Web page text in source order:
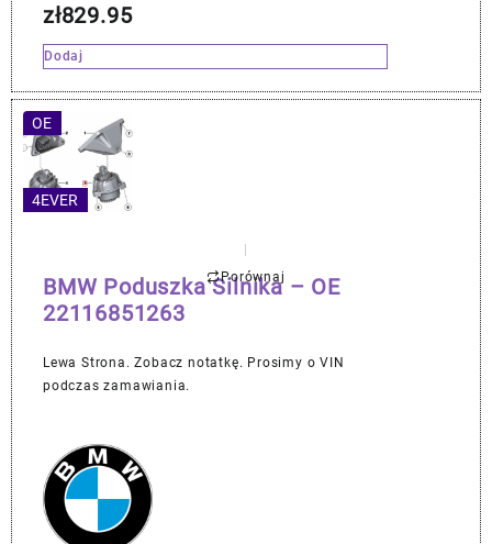
zł829.95
Dodaj
OE
4EVER
Porównaj
BMW Poduszka Silnika – OE
22116851263
Lewa Strona. Zobacz notatkę. Prosimy o VIN
podczas zamawiania.